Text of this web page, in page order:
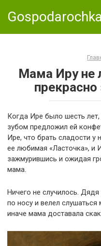
Gospodarochka
Мама Иру не
прекрасно
Когда Ире было шесть
зубом предложил ей
Ире, что брать сладости у
ее любимая «Ласточка», и
зажмурившись и ожидая
мама.
Ничего не случилось.
по носу и велел
иначе мама доставала